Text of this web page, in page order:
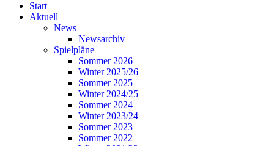
Start
Aktuell
News
Newsarchiv
Spielpläne
Sommer 2026
Winter 2025/26
Sommer 2025
Winter 2024/25
Sommer 2024
Winter 2023/24
Sommer 2023
Sommer 2022